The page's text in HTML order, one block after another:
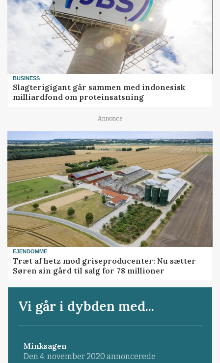
BUSINESS
Slagterigigant går sammen med indonesisk
milliardfond om proteinsatsning
Annonce
EJENDOMME
Træt af hetz mod griseproducenter: Nu sætter
Søren sin gård til salg for 78 millioner
Vi går i dybden med...
Minksagen
Den 4. november 2020 annoncerede